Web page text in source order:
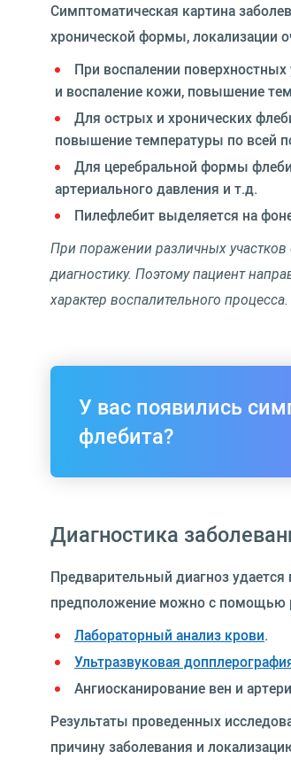
Симптоматическая картина
хронической формы, локализации
При воспалении поверхностных
и воспаление кожи, повышение
Для острых и хронических
повышение температуры по всей
Для церебральной формы
артериального давления и т.д.
Пилефлебит выделяется на
При поражении различных
диагностику. Поэтому пациент
характер воспалительного процесса.
У вас появились
флебита?
Диагностика
Предварительный диагноз
предположение можно с помощью
Лабораторный анализ крови.
Ультразвуковая
Ангиосканирование вен и
Результаты проведенных
причину заболевания и